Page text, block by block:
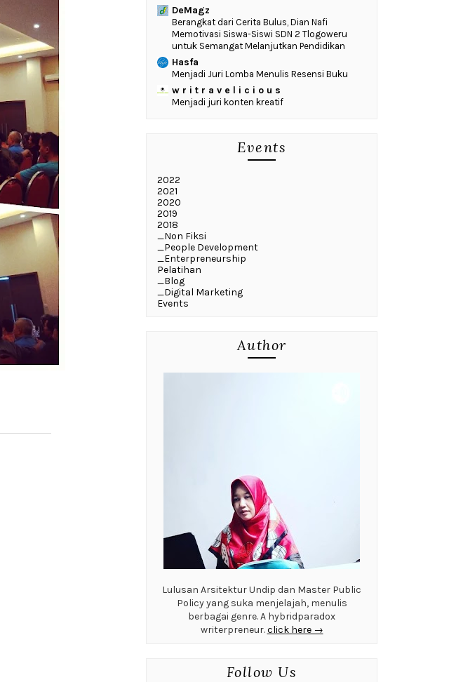
DeMagz
‎Berangkat dari Cerita Bulus, Dian Nafi
Memotivasi Siswa-Siswi SDN 2 Tlogoweru
untuk Semangat Melanjutkan Pendidikan
Hasfa
Menjadi Juri Lomba Menulis Resensi Buku
w r i t r a v e l i c i o u s
Menjadi juri konten kreatif
Events
2022
2021
2020
2019
2018
_Non Fiksi
_People Development
_Enterpreneurship
Pelatihan
_Blog
_Digital Marketing
Events
Author
Lulusan Arsitektur Undip dan Master Public
Policy yang suka menjelajah, menulis
berbagai genre. A hybridparadox
writerpreneur.click here →
Follow Us